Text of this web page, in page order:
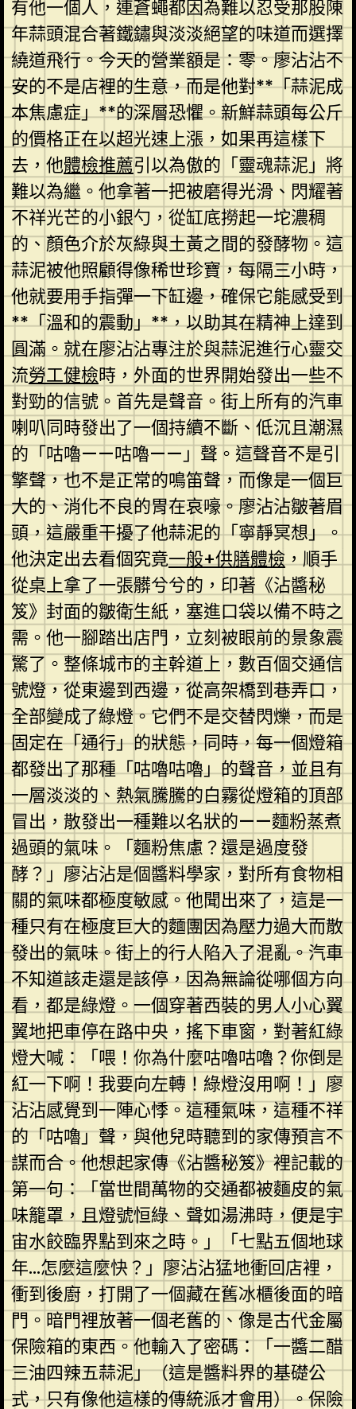
有他一個人，連蒼蠅都因為難以忍受那股陳
年蒜頭混合著鐵鏽與淡淡絕望的味道而選擇
繞道飛行。今天的營業額是：零。廖沾沾不
安的不是店裡的生意，而是他對**「蒜泥成
本焦慮症」**的深層恐懼。新鮮蒜頭每公斤
的價格正在以超光速上漲，如果再這樣下
去，他體檢推薦引以為傲的「靈魂蒜泥」將
難以為繼。他拿著一把被磨得光滑、閃耀著
不祥光芒的小銀勺，從缸底撈起一坨濃稠
的、顏色介於灰綠與土黃之間的發酵物。這
蒜泥被他照顧得像稀世珍寶，每隔三小時，
他就要用手指彈一下缸邊，確保它能感受到
**「溫和的震動」**，以助其在精神上達到
圓滿。就在廖沾沾專注於與蒜泥進行心靈交
流勞工健檢時，外面的世界開始發出一些不
對勁的信號。首先是聲音。街上所有的汽車
喇叭同時發出了一個持續不斷、低沉且潮濕
的「咕嚕——咕嚕——」聲。這聲音不是引
擎聲，也不是正常的鳴笛聲，而像是一個巨
大的、消化不良的胃在哀嚎。廖沾沾皺著眉
頭，這嚴重干擾了他蒜泥的「寧靜冥想」。
他決定出去看個究竟一般+供膳體檢，順手
從桌上拿了一張髒兮兮的，印著《沾醬秘
笈》封面的皺衛生紙，塞進口袋以備不時之
需。他一腳踏出店門，立刻被眼前的景象震
驚了。整條城市的主幹道上，數百個交通信
號燈，從東邊到西邊，從高架橋到巷弄口，
全部變成了綠燈。它們不是交替閃爍，而是
固定在「通行」的狀態，同時，每一個燈箱
都發出了那種「咕嚕咕嚕」的聲音，並且有
一層淡淡的、熱氣騰騰的白霧從燈箱的頂部
冒出，散發出一種難以名狀的——麵粉蒸煮
過頭的氣味。「麵粉焦慮？還是過度發
酵？」廖沾沾是個醬料學家，對所有食物相
關的氣味都極度敏感。他聞出來了，這是一
種只有在極度巨大的麵團因為壓力過大而散
發出的氣味。街上的行人陷入了混亂。汽車
不知道該走還是該停，因為無論從哪個方向
看，都是綠燈。一個穿著西裝的男人小心翼
翼地把車停在路中央，搖下車窗，對著紅綠
燈大喊：「喂！你為什麼咕嚕咕嚕？你倒是
紅一下啊！我要向左轉！綠燈沒用啊！」廖
沾沾感覺到一陣心悸。這種氣味，這種不祥
的「咕嚕」聲，與他兒時聽到的家傳預言不
謀而合。他想起家傳《沾醬秘笈》裡記載的
第一句：「當世間萬物的交通都被麵皮的氣
味籠罩，且燈號恒綠、聲如湯沸時，便是宇
宙水餃臨界點到來之時。」「七點五個地球
年…怎麼這麼快？」廖沾沾猛地衝回店裡，
衝到後廚，打開了一個藏在舊冰櫃後面的暗
門。暗門裡放著一個老舊的、像是古代金屬
保險箱的東西。他輸入了密碼：「一醬二醋
三油四辣五蒜泥」（這是醬料界的基礎公
式，只有像他這樣的傳統派才會用）。保險